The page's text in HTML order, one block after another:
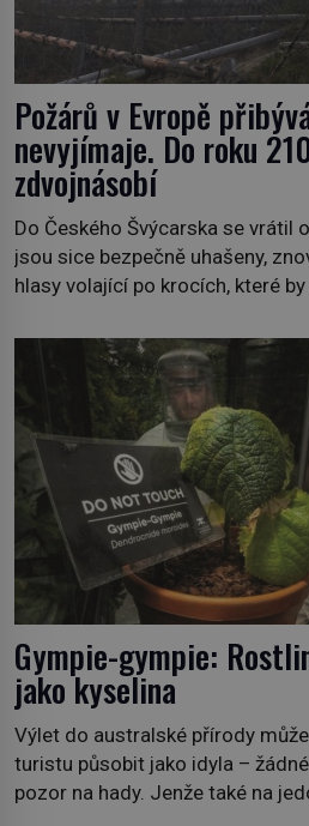
Požárů v Evropě
nevyjímaje. Do roku
zdvojnásobí
Do Českého Švýcarska se vrátil
jsou sice bezpečně uhašeny,
hlasy volající po krocích, které
požáry už nejsou problémem
Středomoří. S oteplujícím se
krajinou a desetiletími lidských
nový evropský normál […]
Gympie-gympie:
jako kyselina
Výlet do australské přírody
turistu působit jako idyla –
pozor na hady. Jenže také na